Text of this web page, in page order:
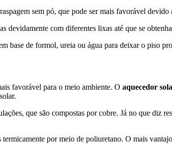
sem pó, que pode ser mais favorável
devidamente com diferentes lixas até que se
base de formol, ureia ou água para deixar o piso
favorável para o meio ambiente. O aquecedor
que são compostas por cobre. Já no que diz
por meio de poliuretano. O mais